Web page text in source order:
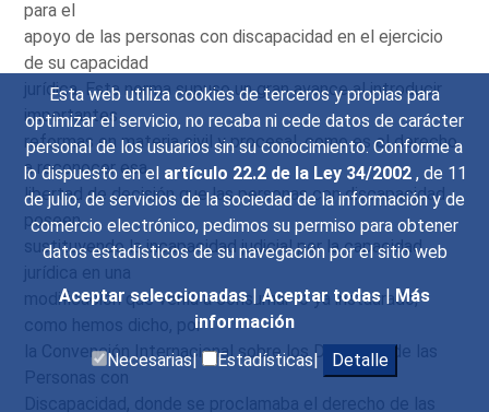
Esta web utiliza cookies de terceros y propias para
optimizar el servicio, no recaba ni cede datos de carácter
personal de los usuarios sin su conocimiento. Conforme a
lo dispuesto en el artículo 22.2 de la Ley 34/2002 , de 11
de julio, de servicios de la sociedad de la información y de
comercio electrónico, pedimos su permiso para obtener
datos estadísticos de su navegación por el sitio web
Aceptar seleccionadas |Aceptar todas|Más
información
Necesarias|
Estadísticas| Detalle
para el
apoyo de las personas con discapacidad en el ejercicio
de su capacidad
jurídica. Esta norma supuso un gran avance al introducir
importantes
reformas en materia civil y procesal, como es el derecho
a reconocer esa
libertad de decisión que las personas con discapacidad
poseen,
sustituyendo la incapacidad judicial por la capacidad
jurídica en una
modificación que venía a consumar lo ya instaurado,
como hemos dicho, por
la Convención Internacional sobre los Derechos de las
Personas con
Discapacidad, donde se proclamaba el derecho de las